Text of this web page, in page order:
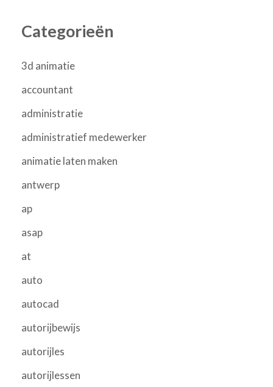
Categorieën
3d animatie
accountant
administratie
administratief medewerker
animatie laten maken
antwerp
ap
asap
at
auto
autocad
autorijbewijs
autorijles
autorijlessen